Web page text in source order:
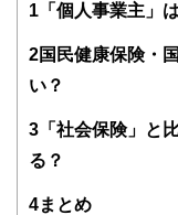
得者を中心
験者で構
1 「個人事業主」
2 国民健康保険・
い？
3 「社会保険」と
る？
4まとめ